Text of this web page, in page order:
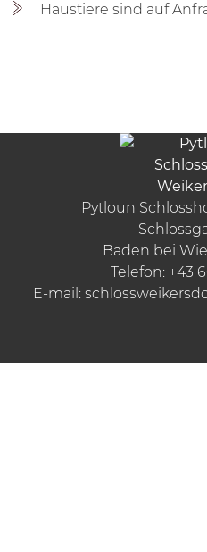
Haustiere sind auf
Pytloun
Baden bei
Telefon: +43
E-mail: